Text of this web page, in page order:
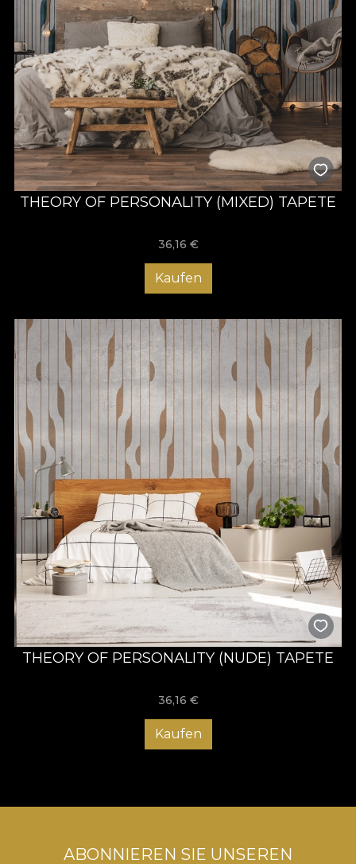
THEORY OF PERSONALITY (MIXED) TAPETE
36,16 €
Kaufen
THEORY OF PERSONALITY (NUDE) TAPETE
36,16 €
Kaufen
ABONNIEREN SIE UNSEREN